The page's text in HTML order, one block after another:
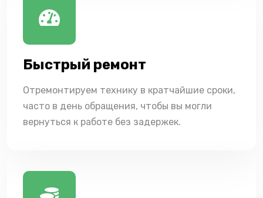
Быстрый ремонт
Отремонтируем технику в кратчайшие сроки,
часто в день обращения, чтобы вы могли
вернуться к работе без задержек.